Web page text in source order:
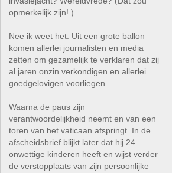
opmerkelijk zijn! ) .
Nee ik weet het. Uit een grote ballon
komen allerlei journalisten en media
zetten om gezamelijk te verklaren dat zij
al jaren onzin verkondigen en allerlei
goedgelovigen voorliegen.
Waarna de paus zijn
verantwoordelijkheid neemt en van een
toren van het vaticaan afspringt. In de
afscheidsbrief blijkt later dat hij 24
onwettige kinderen heeft en wijst verder
de verstopplaats van zijn persoonlijke